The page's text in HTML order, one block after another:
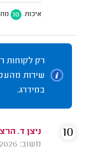
איכות 10
רק לקוחות
שירות
במידרג.
ניצן ד.
משוב: 01/06/2026
10